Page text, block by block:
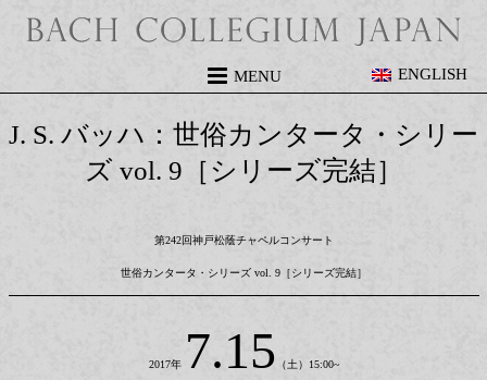
MENU ENGLISH
J. S. バッハ：世俗カンタータ・シリー
ズ vol. 9［シリーズ完結］
第242回神戸松蔭チャペルコンサート
世俗カンタータ・シリーズ vol. 9［シリーズ完結］
2017年 7.15 （土）15:00~